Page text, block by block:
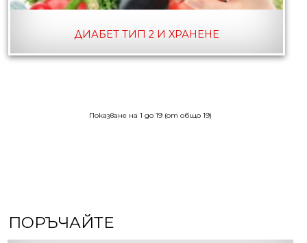
ДИАБЕТ ТИП 2 И ХРАНЕНЕ
Показване на1 до19 (от общо19)
ПОРЪЧАЙТЕ